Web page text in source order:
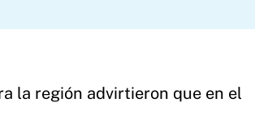
la región advirtieron que en el